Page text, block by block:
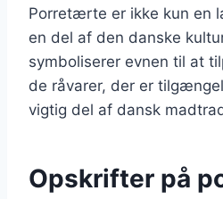
Porretærte er ikke kun en
en del af den danske
symboliserer evnen til at
de råvarer, der er
vigtig del af dansk
Opskrifter på